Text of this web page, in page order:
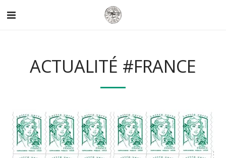
ACTUALITÉ #FRANCE